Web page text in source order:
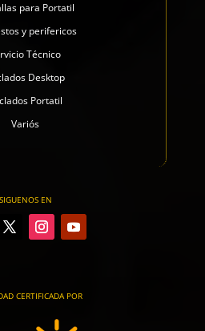
para Portatil
y perifericos
Técnico
Desktop
Portatil
Variós
SIGUENOS EN
CERTIFICADA POR